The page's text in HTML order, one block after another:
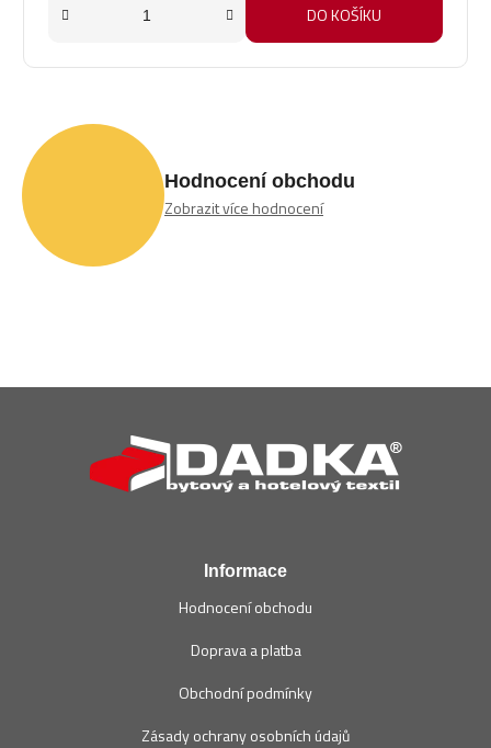
DO KOŠÍKU
Hodnocení obchodu
Zobrazit více hodnocení
Informace
Hodnocení obchodu
Doprava a platba
Obchodní podmínky
Zásady ochrany osobních údajů